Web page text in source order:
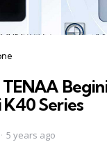

Series
5 years ago